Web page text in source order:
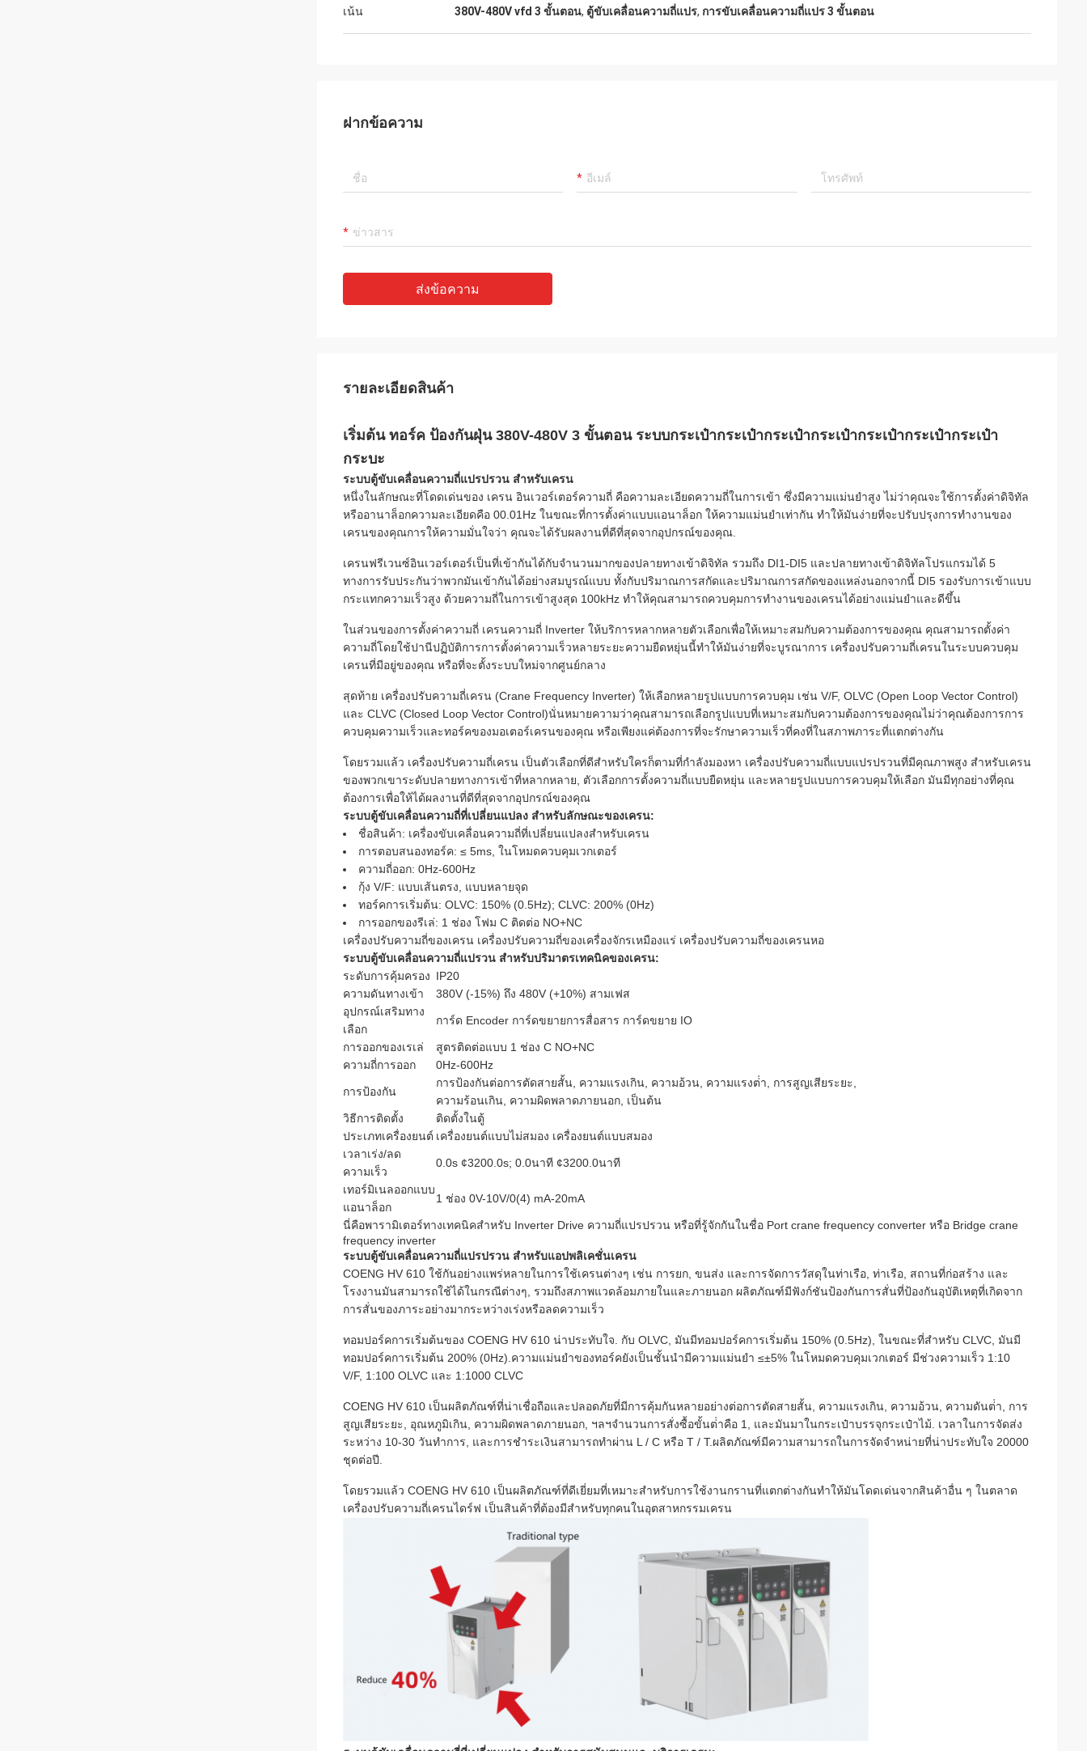
เน้น 380V-480V vfd 3 ขั้นตอน, ตู้ขับเคลื่อนความถี่แปร, การขับเคลื่อนความถี่แปร 3 ขั้นตอน
ฝากข้อความ
ส่งข้อความ
รายละเอียดสินค้า
เริ่มต้น ทอร์ค ป้องกันฝุ่น 380V-480V 3 ขั้นตอน ระบบกระเป๋ากระเป๋ากระเป๋ากระเป๋ากระเป๋ากระเป๋ากระเป๋า
กระบะ
ระบบตู้ขับเคลื่อนความถี่แปรปรวน สําหรับเครน
หนึ่งในลักษณะที่โดดเด่นของ เครน อินเวอร์เตอร์ความถี่ คือความละเอียดความถี่ในการเข้า ซึ่งมีความแม่นยําสูง ไม่ว่าคุณจะใช้การตั้งค่าดิจิทัล
หรืออานาล็อกความละเอียดคือ 00.01Hz ในขณะที่การตั้งค่าแบบแอนาล็อก ให้ความแม่นยําเท่ากัน ทําให้มันง่ายที่จะปรับปรุงการทํางานของ
เครนของคุณการให้ความมั่นใจว่า คุณจะได้รับผลงานที่ดีที่สุดจากอุปกรณ์ของคุณ.
เครนฟรีเวนซ์อินเวอร์เตอร์เป็นที่เข้ากันได้กับจํานวนมากของปลายทางเข้าดิจิทัล รวมถึง DI1-DI5 และปลายทางเข้าดิจิทัลโปรแกรมได้ 5
ทางการรับประกันว่าพวกมันเข้ากันได้อย่างสมบูรณ์แบบ ทั้งกับปริมาณการสกัดและปริมาณการสกัดของแหล่งนอกจากนี้ DI5 รองรับการเข้าแบบ
กระแทกความเร็วสูง ด้วยความถี่ในการเข้าสูงสุด 100kHz ทําให้คุณสามารถควบคุมการทํางานของเครนได้อย่างแม่นยําและดีขึ้น
ในส่วนของการตั้งค่าความถี่ เครนความถี่ Inverter ให้บริการหลากหลายตัวเลือกเพื่อให้เหมาะสมกับความต้องการของคุณ คุณสามารถตั้งค่า
ความถี่โดยใช้ปานีปฏิบัติการการตั้งค่าความเร็วหลายระยะความยืดหยุ่นนี้ทําให้มันง่ายที่จะบูรณาการ เครื่องปรับความถี่เครนในระบบควบคุม
เครนที่มีอยู่ของคุณ หรือที่จะตั้งระบบใหม่จากศูนย์กลาง
สุดท้าย เครื่องปรับความถี่เครน (Crane Frequency Inverter) ให้เลือกหลายรูปแบบการควบคุม เช่น V/F, OLVC (Open Loop Vector Control)
และ CLVC (Closed Loop Vector Control)นั่นหมายความว่าคุณสามารถเลือกรูปแบบที่เหมาะสมกับความต้องการของคุณไม่ว่าคุณต้องการการ
ควบคุมความเร็วและทอร์คของมอเตอร์เครนของคุณ หรือเพียงแค่ต้องการที่จะรักษาความเร็วที่คงที่ในสภาพภาระที่แตกต่างกัน
โดยรวมแล้ว เครื่องปรับความถี่เครน เป็นตัวเลือกที่ดีสําหรับใครก็ตามที่กําลังมองหา เครื่องปรับความถี่แบบแปรปรวนที่มีคุณภาพสูง สําหรับเครน
ของพวกเขาระดับปลายทางการเข้าที่หลากหลาย, ตัวเลือกการตั้งความถี่แบบยืดหยุ่น และหลายรูปแบบการควบคุมให้เลือก มันมีทุกอย่างที่คุณ
ต้องการเพื่อให้ได้ผลงานที่ดีที่สุดจากอุปกรณ์ของคุณ
ระบบตู้ขับเคลื่อนความถี่ที่เปลี่ยนแปลง สําหรับลักษณะของเครน:
ชื่อสินค้า: เครื่องขับเคลื่อนความถี่ที่เปลี่ยนแปลงสําหรับเครน
การตอบสนองทอร์ค: ≤ 5ms, ในโหมดควบคุมเวกเตอร์
ความถี่ออก: 0Hz-600Hz
กุ้ง V/F: แบบเส้นตรง, แบบหลายจุด
ทอร์คการเริ่มต้น: OLVC: 150% (0.5Hz); CLVC: 200% (0Hz)
การออกของรีเล่: 1 ช่อง โฟม C ติดต่อ NO+NC
เครื่องปรับความถี่ของเครน เครื่องปรับความถี่ของเครื่องจักรเหมืองแร่ เครื่องปรับความถี่ของเครนหอ
ระบบตู้ขับเคลื่อนความถี่แปรวน สําหรับปริมาตรเทคนิคของเครน:
ระดับการคุ้มครอง IP20
ความดันทางเข้า
380V (-15%) ถึง 480V (+10%) สามเฟส
อุปกรณ์เสริมทาง
เลือก
การ์ด Encoder การ์ดขยายการสื่อสาร การ์ดขยาย IO
การออกของเรเล่
สูตรติดต่อแบบ 1 ช่อง C NO+NC
ความถี่การออก
0Hz-600Hz
การป้องกัน
การป้องกันต่อการตัดสายสั้น, ความแรงเกิน, ความอ้วน, ความแรงต่ํา, การสูญเสียระยะ,
ความร้อนเกิน, ความผิดพลาดภายนอก, เป็นต้น
วิธีการติดตั้ง
ติดตั้งในตู้
ประเภทเครื่องยนต์ เครื่องยนต์แบบไม่สมอง เครื่องยนต์แบบสมอง
เวลาเร่ง/ลด
ความเร็ว
0.0s ¢3200.0s; 0.0นาที ¢3200.0นาที
เทอร์มิเนลออกแบบ
แอนาล็อก
1 ช่อง 0V-10V/0(4) mA-20mA
นี่คือพารามิเตอร์ทางเทคนิคสําหรับ Inverter Drive ความถี่แปรปรวน หรือที่รู้จักกันในชื่อ Port crane frequency converter หรือ Bridge crane
frequency inverter
ระบบตู้ขับเคลื่อนความถี่แปรปรวน สําหรับแอปพลิเคชั่นเครน
COENG HV 610 ใช้กันอย่างแพร่หลายในการใช้เครนต่างๆ เช่น การยก, ขนส่ง และการจัดการวัสดุในท่าเรือ, ท่าเรือ, สถานที่ก่อสร้าง และ
โรงงานมันสามารถใช้ได้ในกรณีต่างๆ, รวมถึงสภาพแวดล้อมภายในและภายนอก ผลิตภัณฑ์มีฟังก์ชันป้องกันการสั่นที่ป้องกันอุบัติเหตุที่เกิดจาก
การสั่นของภาระอย่างมากระหว่างเร่งหรือลดความเร็ว
ทอมปอร์คการเริ่มต้นของ COENG HV 610 น่าประทับใจ. กับ OLVC, มันมีทอมปอร์คการเริ่มต้น 150% (0.5Hz), ในขณะที่สําหรับ CLVC, มันมี
ทอมปอร์คการเริ่มต้น 200% (0Hz).ความแม่นยําของทอร์คยังเป็นชั้นนํามีความแม่นยํา ≤±5% ในโหมดควบคุมเวกเตอร์ มีช่วงความเร็ว 1:10
V/F, 1:100 OLVC และ 1:1000 CLVC
COENG HV 610 เป็นผลิตภัณฑ์ที่น่าเชื่อถือและปลอดภัยที่มีการคุ้มกันหลายอย่างต่อการตัดสายสั้น, ความแรงเกิน, ความอ้วน, ความดันต่ํา, การ
สูญเสียระยะ, อุณหภูมิเกิน, ความผิดพลาดภายนอก, ฯลฯจํานวนการสั่งซื้อขั้นต่ําคือ 1, และมันมาในกระเป๋าบรรจุกระเป๋าไม้. เวลาในการจัดส่ง
ระหว่าง 10-30 วันทําการ, และการชําระเงินสามารถทําผ่าน L / C หรือ T / T.ผลิตภัณฑ์มีความสามารถในการจัดจําหน่ายที่น่าประทับใจ 20000
ชุดต่อปี.
โดยรวมแล้ว COENG HV 610 เป็นผลิตภัณฑ์ที่ดีเยี่ยมที่เหมาะสําหรับการใช้งานกรานที่แตกต่างกันทําให้มันโดดเด่นจากสินค้าอื่น ๆ ในตลาด
เครื่องปรับความถี่เครนไดร์ฟ เป็นสินค้าที่ต้องมีสําหรับทุกคนในอุตสาหกรรมเครน